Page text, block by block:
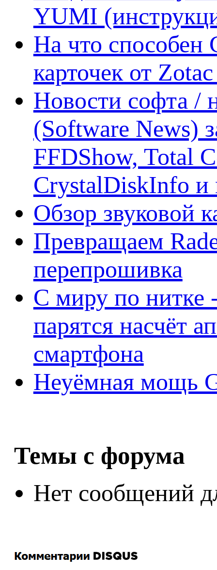
YUMI
На что способен
карточек от
Новости софта /
(Software News)
FFDShow, Total
CrystalDiskInfo и
Обзор звуковой
Превращаем
перепрошивка
С миру по нитке
парятся насчёт
смартфона
Неуёмная мощь
Темы с форума
Нет сообщений